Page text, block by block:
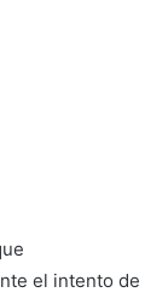
el intento de